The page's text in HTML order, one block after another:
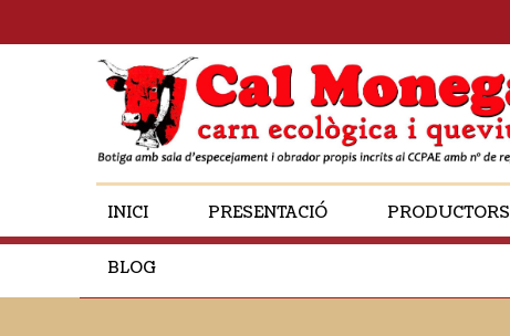
INICI PRESENTACIÓ PRODUCTORS
BLOG